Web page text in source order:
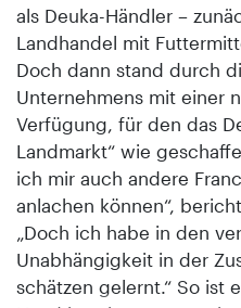
als Deuka-Händler –
Landhandel mit
Doch dann stand durch
Unternehmens mit einer
Verfügung, für den das
Landmarkt“ wie
ich mir auch andere
anlachen können“,
„Doch ich habe in den
Unabhängigkeit in der
schätzen gelernt.“ So ist